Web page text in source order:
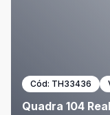
Cód: TH33436
Quadra 104